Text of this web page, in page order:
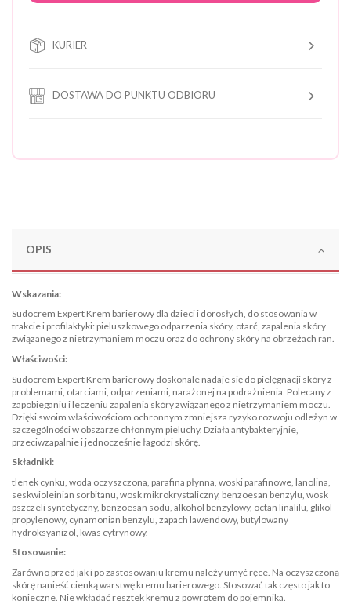
KURIER
DOSTAWA DO PUNKTU ODBIORU
OPIS
Wskazania:
Sudocrem Expert Krem barierowy dla dzieci i dorosłych, do stosowania w
trakcie i profilaktyki: pieluszkowego odparzenia skóry, otarć, zapalenia skóry
związanego z nietrzymaniem moczu oraz do ochrony skóry na obrzeżach ran.
Właściwości:
Sudocrem Expert Krem barierowy doskonale nadaje się do pielęgnacji skóry z
problemami, otarciami, odparzeniami, narażonej na podrażnienia. Polecany z
zapobieganiu i leczeniu zapalenia skóry związanego z nietrzymaniem moczu.
Dzięki swoim właściwościom ochronnym zmniejsza ryzyko rozwoju odleżyn w
szczególności w obszarze chłonnym pieluchy. Działa antybakteryjnie,
przeciwzapalnie i jednocześnie łagodzi skórę.
Składniki:
tlenek cynku, woda oczyszczona, parafina płynna, woski parafinowe, lanolina,
seskwioleinian sorbitanu, wosk mikrokrystaliczny, benzoesan benzylu, wosk
pszczeli syntetyczny, benzoesan sodu, alkohol benzylowy, octan linalilu, glikol
propylenowy, cynamonian benzylu, zapach lawendowy, butylowany
hydroksyanizol, kwas cytrynowy.
Stosowanie:
Zarówno przed jak i po zastosowaniu kremu należy umyć ręce. Na oczyszczoną
skórę nanieść cienką warstwę kremu barierowego. Stosować tak często jak to
konieczne. Nie wkładać resztek kremu z powrotem do pojemnika.